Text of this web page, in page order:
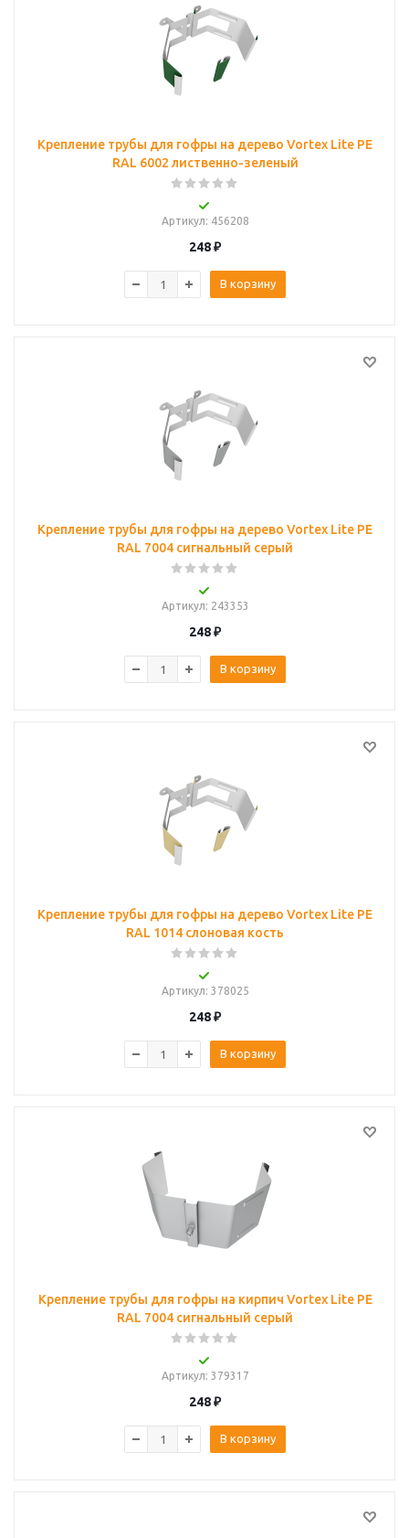
Крепление трубы для гофры на дерево Vortex Lite PE
RAL 6002 лиственно-зеленый
Артикул: 456208
248₽
В корзину
Крепление трубы для гофры на дерево Vortex Lite PE
RAL 7004 сигнальный серый
Артикул: 243353
248₽
В корзину
Крепление трубы для гофры на дерево Vortex Lite PE
RAL 1014 слоновая кость
Артикул: 378025
248₽
В корзину
Крепление трубы для гофры на кирпич Vortex Lite PE
RAL 7004 сигнальный серый
Артикул: 379317
248₽
В корзину